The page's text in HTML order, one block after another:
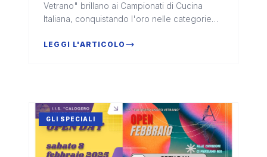
Vetrano" brillano ai Campionati di Cucina
Italiana, conquistando l'oro nelle categorie
LEGGI L'ARTICOLO
GLI SPECIALI